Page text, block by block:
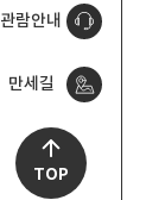
관람안내
만세길
TOP